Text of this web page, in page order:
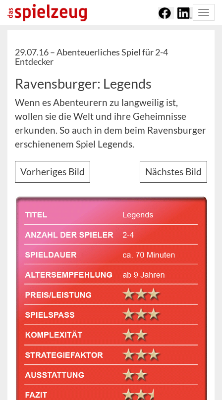
29.07.16 –Abenteuerliches Spiel für 2-4
Entdecker
Ravensburger: Legends
Wenn es Abenteurern zu langweilig ist,
wollen sie die Welt und ihre Geheimnisse
erkunden. So auch in dem beim Ravensburger
erschienenem Spiel Legends.
Vorheriges Bild Nächstes Bild